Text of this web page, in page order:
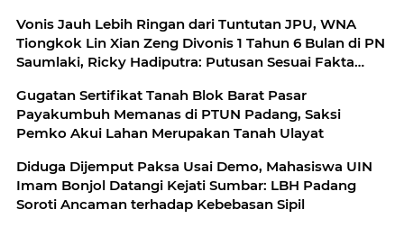
Vonis Jauh Lebih Ringan dari Tuntutan JPU, WNA
Tiongkok Lin Xian Zeng Divonis 1 Tahun 6 Bulan di PN
Saumlaki, Ricky Hadiputra: Putusan Sesuai Fakta
Gugatan Sertifikat Tanah Blok Barat Pasar
Payakumbuh Memanas di PTUN Padang, Saksi
Pemko Akui Lahan Merupakan Tanah Ulayat
Diduga Dijemput Paksa Usai Demo, Mahasiswa UIN
Imam Bonjol Datangi Kejati Sumbar: LBH Padang
Soroti Ancaman terhadap Kebebasan Sipil